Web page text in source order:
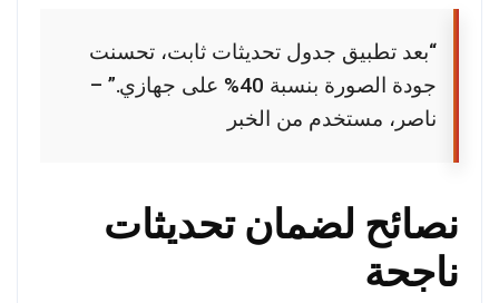
“بعد تطبيق جدول تحديثات ثابت، تحسنت
جودة الصورة بنسبة 40% على جهازي.” –
ناصر، مستخدم من الخبر
نصائح لضمان تحديثات
ناجحة